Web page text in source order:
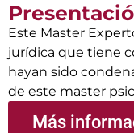
Este Master
jurídica que tiene
hayan sido
de este master
Más